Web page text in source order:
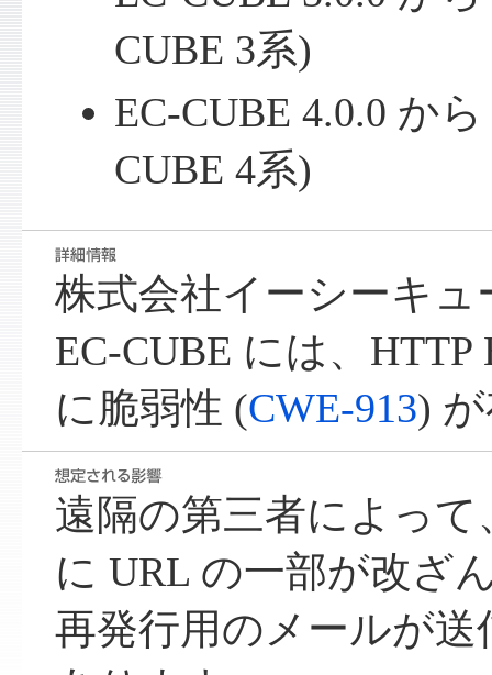
CUBE 3系)
EC-CUBE 4.0.0 か
CUBE 4系)
株式会社イーシーキ
EC-CUBE には、
に脆弱性 (CWE-913)
遠隔の第三者によって
に URL の一部が改ざ
再発行用のメールが